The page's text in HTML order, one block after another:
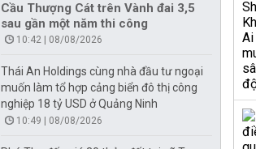
Cầu Thượng Cát trên Vành đai 3,5
sau gần một năm thi công
10:42 | 08/08/2026
Thái An Holdings cùng nhà đầu tư ngoại
muốn làm tổ hợp cảng biển đô thị công
nghiệp 18 tỷ USD ở Quảng Ninh
10:49 | 08/08/2026